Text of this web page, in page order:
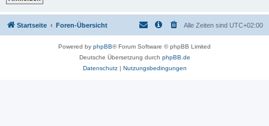
Startseite Foren-Übersicht Alle Zeiten sind UTC+02:00
Powered by phpBB® Forum Software © phpBB Limited
Deutsche Übersetzung durch phpBB.de
Datenschutz| Nutzungsbedingungen